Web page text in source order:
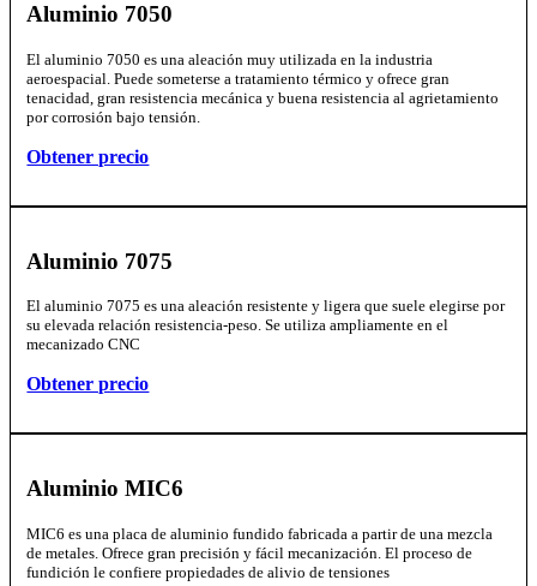
Aluminio 7050
El aluminio 7050 es una aleación muy utilizada en la industria
aeroespacial. Puede someterse a tratamiento térmico y ofrece gran
tenacidad, gran resistencia mecánica y buena resistencia al agrietamiento
por corrosión bajo tensión.
Obtener precio
Aluminio 7075
El aluminio 7075 es una aleación resistente y ligera que suele elegirse por
su elevada relación resistencia-peso. Se utiliza ampliamente en el
mecanizado CNC
Obtener precio
Aluminio MIC6
MIC6 es una placa de aluminio fundido fabricada a partir de una mezcla
de metales. Ofrece gran precisión y fácil mecanización. El proceso de
fundición le confiere propiedades de alivio de tensiones